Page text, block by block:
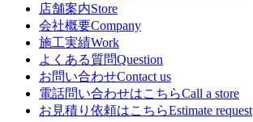
店舗案内Store
会社概要Company
施工実績Work
よくある質問Question
お問い合わせContact us
電話問い合わせはこちらCall a store
お見積り依頼はこちらEstimate request